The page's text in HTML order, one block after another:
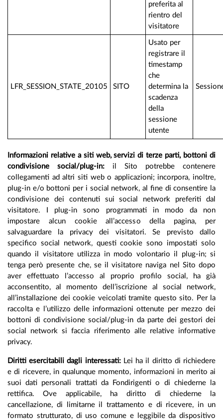
preferita al
rientro del
visitatore
LFR_SESSION_STATE_20105 SITO
Usato per
registrare il
timestamp
che
determina la
scadenza
della
sessione
utente
Informazioni relative a siti web, servizi di terze parti, bottoni di
condivisione social/plug-in: il Sito potrebbe contenere
collegamenti ad altri siti web o applicazioni; incorpora, inoltre,
plug-in e/o bottoni per i social network, al fine di consentire la
condivisione dei contenuti sui social network preferiti dal
visitatore. I plug-in sono programmati in modo da non
impostare alcun cookie all’accesso della pagina, per
salvaguardare la privacy dei visitatori. Se previsto dallo
specifico social network, questi cookie sono impostati solo
quando il visitatore utilizza in modo volontario il plug-in; si
tenga però presente che, se il visitatore naviga nel Sito dopo
aver effettuato l’accesso al proprio profilo social, ha già
acconsentito, al momento dell’iscrizione al social network,
all’installazione dei cookie veicolati tramite questo sito. Per la
raccolta e l’utilizzo delle informazioni ottenute per mezzo dei
bottoni di condivisione social/plug-in da parte dei gestori dei
social network si faccia riferimento alle relative informative
privacy.
Diritti esercitabili dagli interessati:Lei ha il diritto di richiedere
e di ricevere, in qualunque momento, informazioni in merito ai
suoi dati personali trattati da Fondirigenti o di chiederne la
rettifica. Ove applicabile, ha diritto di chiederne la
cancellazione, di limitarne il trattamento e di ricevere, in un
formato strutturato, di uso comune e leggibile da dispositivo